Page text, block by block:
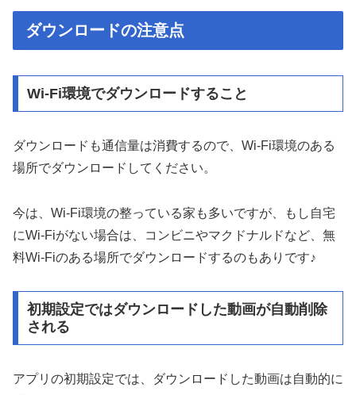
ダウンロードの注意点
Wi-Fi環境でダウンロードすること
ダウンロードも通信量は消費するので、Wi-Fi環境のある
場所でダウンロードしてください。
今は、Wi-Fi環境の整っている家も多いですが、もし自宅
にWi-Fiがない場合は、コンビニやマクドナルドなど、無
料Wi-Fiのある場所でダウンロードするのもありです♪
初期設定ではダウンロードした動画が自動削除
される
アプリの初期設定では、ダウンロードした動画は自動的に